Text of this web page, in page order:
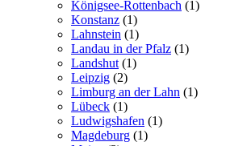
Königsee-Rottenbach (1)
Konstanz (1)
Lahnstein (1)
Landau in der Pfalz (1)
Landshut (1)
Leipzig (2)
Limburg an der Lahn (1)
Lübeck (1)
Ludwigshafen (1)
Magdeburg (1)